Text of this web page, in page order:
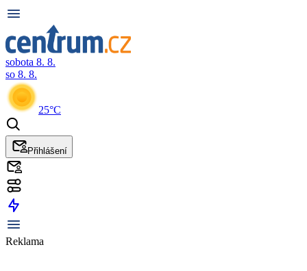
sobota 8. 8.
so 8. 8.
25°C
Přihlášení
Reklama